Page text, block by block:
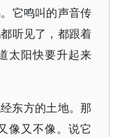
它鸣叫的声音传
听见了，都跟着
太阳快要升起来
东方的土地。那
像又不像。说它